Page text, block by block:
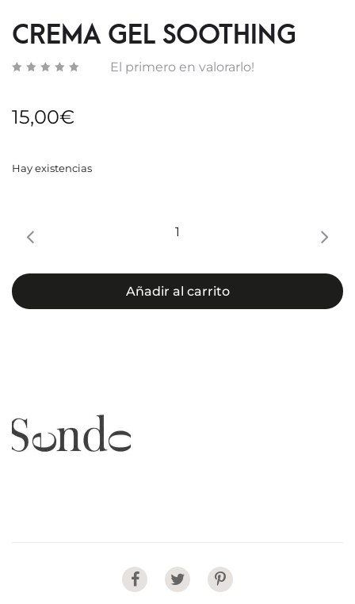
CREMA GEL SOOTHING
El primero en valorarlo!
15,00€
Hay existencias
GEL
cantidad
Añadir al carrito
Share